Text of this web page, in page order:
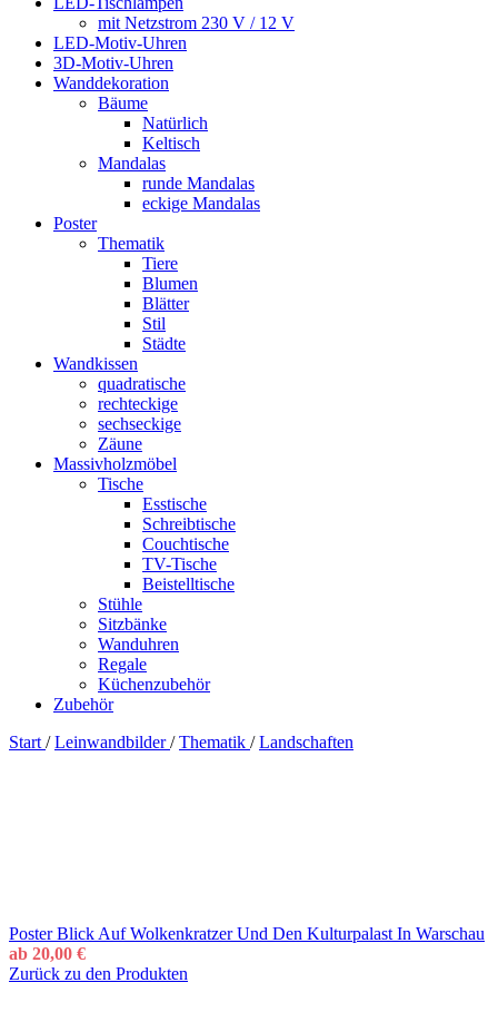
mit Netzstrom 230 V / 12 V
LED-Motiv-Uhren
3D-Motiv-Uhren
Wanddekoration
Bäume
Natürlich
Keltisch
Mandalas
runde Mandalas
eckige Mandalas
Poster
Thematik
Tiere
Blumen
Blätter
Stil
Städte
Wandkissen
quadratische
rechteckige
sechseckige
Zäune
Massivholzmöbel
Tische
Esstische
Schreibtische
Couchtische
TV-Tische
Beistelltische
Stühle
Sitzbänke
Wanduhren
Regale
Küchenzubehör
Zubehör
Start / Leinwandbilder/ Thematik / Landschaften
Poster Blick Auf Wolkenkratzer Und Den Kulturpalast In Warschau
ab 20,00 €
Zurück zu den Produkten